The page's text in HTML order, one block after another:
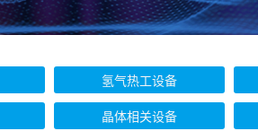
氢气热工设备
晶体相关设备